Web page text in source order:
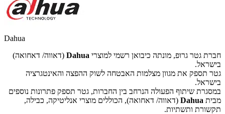
Dahua
חברת גטר גרופ, מונתה כיבואן רשמי למוצרי Dahua (דאווה/ דאחואה)
בישראל.
גטר תספק את מגוון מצלמות האבטחה לשוק ההפצה והאינטגרציה
בישראל.
במסגרת שיתוף הפעולה הנרחב בין החברות, גטר תספק פתרונות נוספים
מבית Dahua (דאווה/ דאחואה), הכוללים מוצרי אנליטיקה, כבילה,
תקשורת ותשתיות.